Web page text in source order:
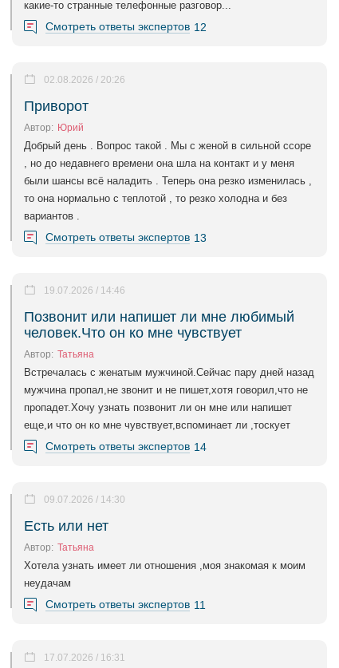
какие-то странные телефонные разговор...
Смотреть ответы экспертов 12
Приворот
02.08.2026 / 20:26
Автор: Юрий
Добрый день . Вопрос такой . Мы с женой в сильной ссоре
, но до недавнего времени она шла на контакт и у меня
были шансы всё наладить . Теперь она резко изменилась ,
то она нормально с теплотой , то резко холодна и без
вариантов .
Смотреть ответы экспертов 13
Позвонит или напишет ли мне любимый
человек.Что он ко мне чувствует
19.07.2026 / 14:46
Автор: Татьяна
Встречалась с женатым мужчиной.Сейчас пару дней назад
мужчина пропал,не звонит и не пишет,хотя говорил,что не
пропадет.Хочу узнать позвонит ли он мне или напишет
еще,и что он ко мне чувствует,вспоминает ли ,тоскует
Смотреть ответы экспертов 14
Есть или нет
09.07.2026 / 14:30
Автор: Татьяна
Хотела узнать имеет ли отношения ,моя знакомая к моим
неудачам
Смотреть ответы экспертов 11
17.07.2026 / 16:31